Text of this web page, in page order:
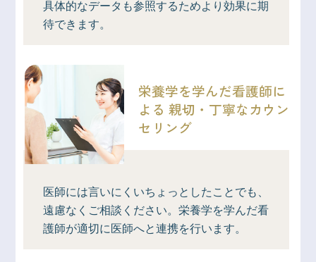
具体的なデータも参照するためより効果に期
待できます。
栄養学を学んだ看護師に
よる 親切・丁寧なカウン
セリング
医師には言いにくいちょっとしたことでも、
遠慮なくご相談ください。栄養学を学んだ看
護師が適切に医師へと連携を行います。